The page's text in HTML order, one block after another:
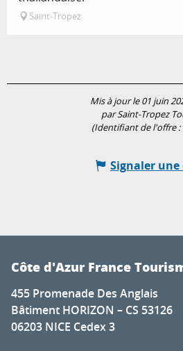
Saint-Tropez
Mis à jour le 01 juin
par Saint-Tropez
(Identifiant de l'offre :
Signaler
Côte d'Azur France
455 Promenade Des Anglais
Bâtiment HORIZON – CS 53126
06203 NICE Cedex 3